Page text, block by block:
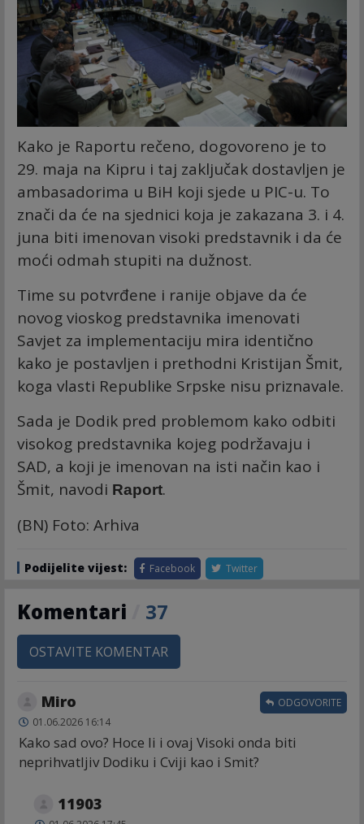
Kako je Raportu rečeno, dogovoreno je to
29. maja na Kipru i taj zaključak dostavljen je
ambasadorima u BiH koji sjede u PIC-u. To
znači da će na sjednici koja je zakazana 3. i 4.
juna biti imenovan visoki predstavnik i da će
moći odmah stupiti na dužnost.
Time su potvrđene i ranije objave da će
novog vioskog predstavnika imenovati
Savjet za implementaciju mira identično
kako je postavljen i prethodni Kristijan Šmit,
koga vlasti Republike Srpske nisu priznavale.
Sada je Dodik pred problemom kako odbiti
visokog predstavnika kojeg podržavaju i
SAD, a koji je imenovan na isti način kao i
Šmit, navodi Raport.
(BN) Foto: Arhiva
Podijelite vijest: Facebook Twitter
Komentari 37
OSTAVITE KOMENTAR
Miro
01.06.2026 16:14
Kako sad ovo? Hoce li i ovaj Visoki onda biti
neprihvatljiv Dodiku i Cviji kao i Smit?
ODGOVORITE
11903